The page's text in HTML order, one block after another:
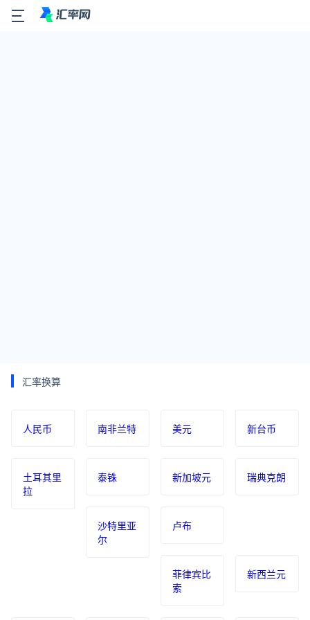
汇率换算
人民币 南非兰特 美元 新台币
土耳其里
拉
泰铢 新加坡元 瑞典克朗
沙特里亚
尔
卢布
菲律宾比
索
新西兰元